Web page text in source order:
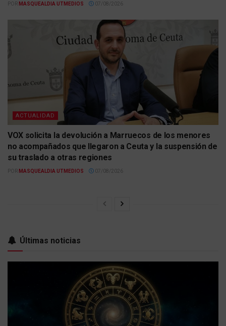
POR MASQUEALDIA UTMEDIOS 07/08/2026
ACTUALIDAD
VOX solicita la devolución a Marruecos de los menores
no acompañados que llegaron a Ceuta y la suspensión de
su traslado a otras regiones
POR MASQUEALDIA UTMEDIOS 07/08/2026
Últimas noticias